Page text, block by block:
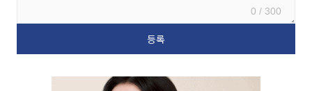
0 / 300